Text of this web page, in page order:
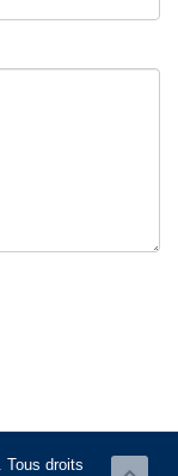
Tous droits